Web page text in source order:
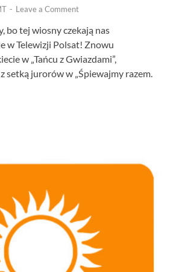
- Leave a Comment
bo tej wiosny czekają nas
w Telewizji Polsat! Znowu
w „Tańcu z Gwiazdami”,
setką jurorów w „Śpiewajmy razem.